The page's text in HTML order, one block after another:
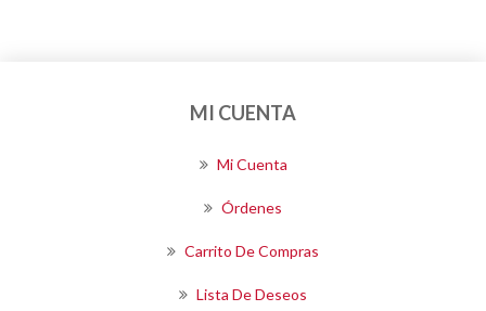
MI CUENTA
Mi Cuenta
Órdenes
Carrito De Compras
Lista De Deseos